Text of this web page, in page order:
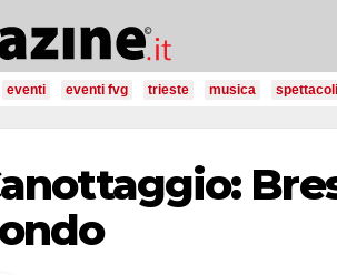
eventi eventi fvg trieste musica spettacoli